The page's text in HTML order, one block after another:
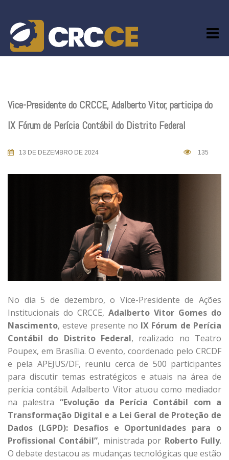
content
Vice-Presidente do CRCCE, Adalberto Vitor, participa do
IX Fórum de Perícia Contábil do Distrito Federal
13 DE DEZEMBRO DE 2024 135
No dia 5 de dezembro, o Vice-Presidente de Ações
Institucionais do CRCCE, Adalberto Vitor Gomes do
Nascimento, esteve presente no IX Fórum de Perícia
Contábil do Distrito Federal, realizado no Teatro
Poupex, em Brasília. O evento, coordenado pelo CRCDF
e pela APEJUS/DF, reuniu cerca de 500 participantes
para discutir temas estratégicos e atuais na área de
perícia contábil.Adalberto Vitor atuou como mediador
na palestra “Evolução da Perícia Contábil com a
Transformação Digital e a Lei Geral de Proteção de
Dados (LGPD): Desafios e Oportunidades para o
Profissional Contábil”, ministrada por Roberto Fully.
O debate destacou as mudanças tecnológicas que estão